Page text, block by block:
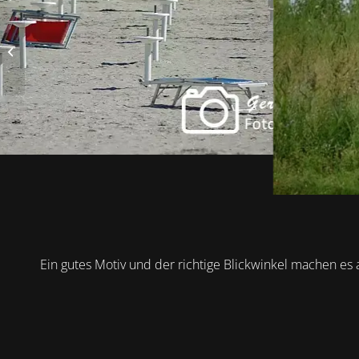
Ein gutes Motiv und der richtige Blickwinkel machen es
Garten